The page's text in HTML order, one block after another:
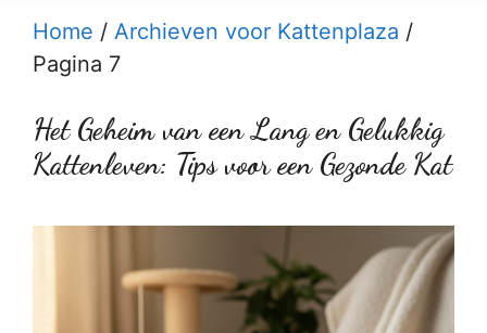
Home / Archieven voor Kattenplaza /
Pagina 7
Het Geheim van een Lang en Gelukkig
Kattenleven: Tips voor een Gezonde Kat